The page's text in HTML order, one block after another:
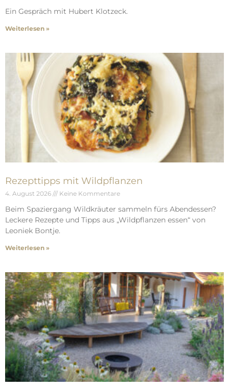
Ein Gespräch mit Hubert Klotzeck.
Weiterlesen »
Rezepttipps mit Wildpflanzen
4. August 2026 Keine Kommentare
Beim Spaziergang Wildkräuter sammeln fürs Abendessen?
Leckere Rezepte und Tipps aus „Wildpflanzen essen“ von
Leoniek Bontje.
Weiterlesen »